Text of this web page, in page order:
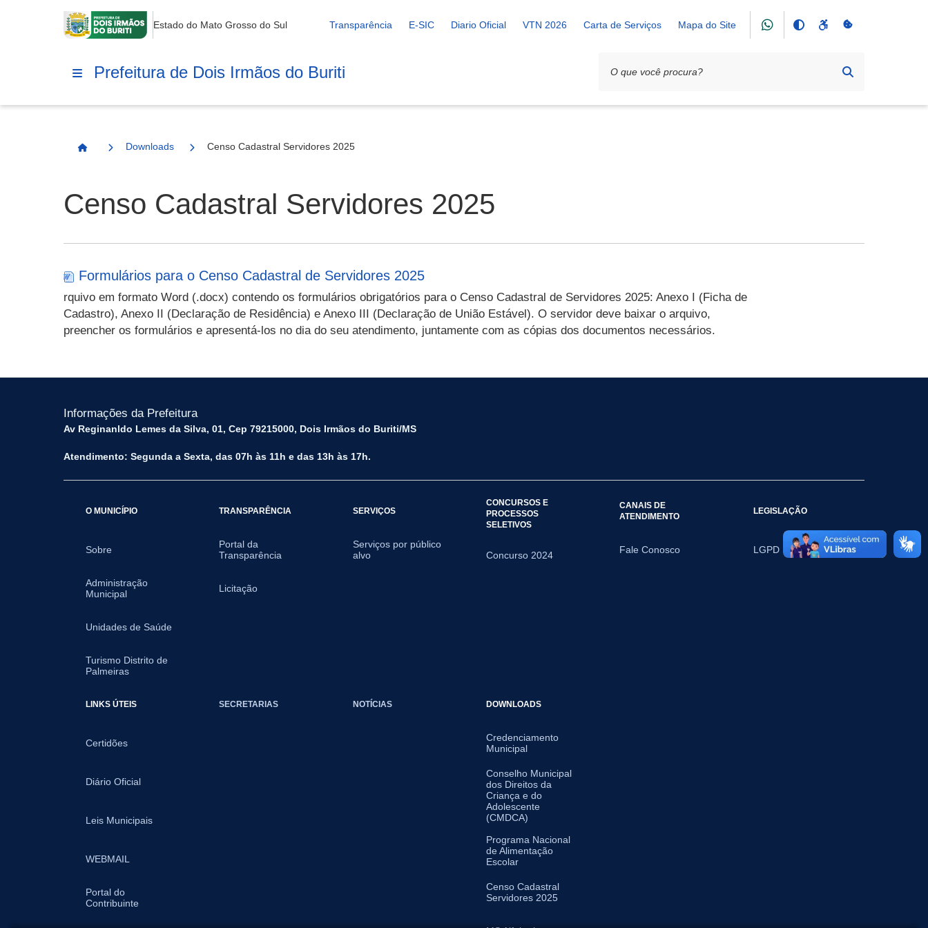
Estado do Mato Grosso do Sul Transparência E-SIC Diario Oficial VTN 2026 Carta de Serviços Mapa do Site
Prefeitura de Dois Irmãos do Buriti
Página Inicial
Downloads Censo Cadastral Servidores 2025
Censo Cadastral Servidores 2025
Formulários para o Censo Cadastral de Servidores 2025
rquivo em formato Word (.docx) contendo os formulários obrigatórios para o Censo Cadastral de Servidores 2025: Anexo I (Ficha de
Cadastro), Anexo II (Declaração de Residência) e Anexo III (Declaração de União Estável). O servidor deve baixar o arquivo,
preencher os formulários e apresentá-los no dia do seu atendimento, juntamente com as cópias dos documentos necessários.
Informações da Prefeitura
Av Reginanldo Lemes da Silva, 01, Cep 79215000, Dois Irmãos do Buriti/MS
Atendimento: Segunda a Sexta, das 07h às 11h e das 13h às 17h.
O MUNICÍPIO
Sobre
Administração
Municipal
Unidades de Saúde
Turismo Distrito de
Palmeiras
TRANSPARÊNCIA
Portal da
Transparência
Licitação
SERVIÇOS
Serviços por público
alvo
CONCURSOS E
PROCESSOS
SELETIVOS
Concurso 2024
CANAIS DE
ATENDIMENTO
Fale Conosco
LEGISLAÇÃO
LGPD
LINKS ÚTEIS
Certidões
Diário Oficial
Leis Municipais
WEBMAIL
Portal do
Contribuinte
SECRETARIAS NOTÍCIAS DOWNLOADS
Credenciamento
Municipal
Conselho Municipal
dos Direitos da
Criança e do
Adolescente
(CMDCA)
Programa Nacional
de Alimentação
Escolar
Censo Cadastral
Servidores 2025